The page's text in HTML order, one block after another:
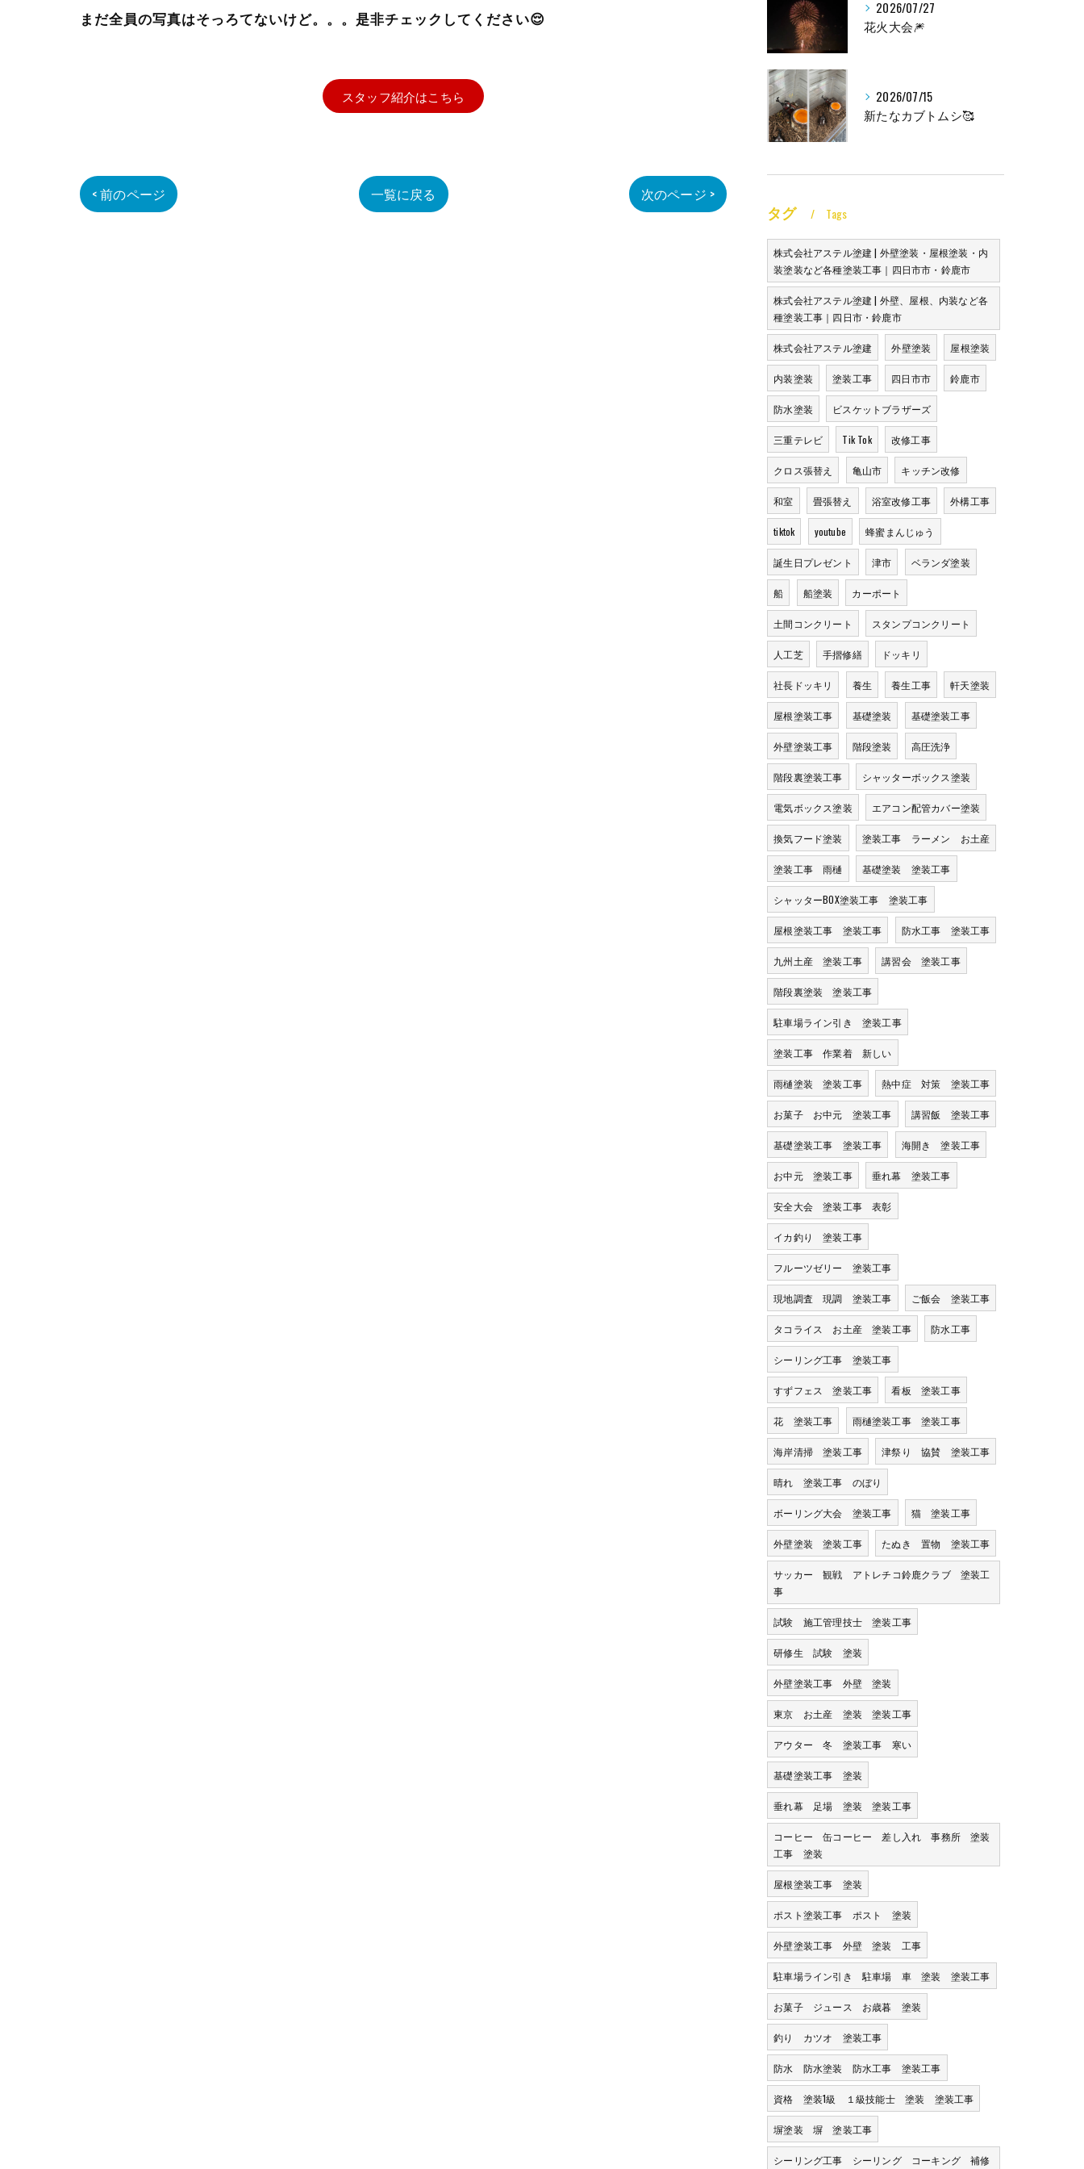
まだ全員の写真はそっろてないけど。。。是非チェックしてください😌
スタッフ紹介はこちら
< 前のページ 一覧に戻る 次のページ >
2026/07/27
花火大会🎆
2026/07/15
新たなカブトムシ🥰
タグ Tags
株式会社アステル塗建 | 外壁塗装・屋根塗装・内
装塗装など各種塗装工事｜四日市市・鈴鹿市
株式会社アステル塗建 | 外壁、屋根、内装など各
種塗装工事｜四日市・鈴鹿市
株式会社アステル塗建 外壁塗装 屋根塗装
内装塗装 塗装工事 四日市市 鈴鹿市
防水塗装 ビスケットブラザーズ
三重テレビ Tik Tok 改修工事
クロス張替え 亀山市 キッチン改修
和室 畳張替え 浴室改修工事 外構工事
tiktok youtube 蜂蜜まんじゅう
誕生日プレゼント 津市 ベランダ塗装
船 船塗装 カーポート
土間コンクリート スタンプコンクリート
人工芝 手摺修繕 ドッキリ
社長ドッキリ 養生 養生工事 軒天塗装
屋根塗装工事 基礎塗装 基礎塗装工事
外壁塗装工事 階段塗装 高圧洗浄
階段裏塗装工事 シャッターボックス塗装
電気ボックス塗装 エアコン配管カバー塗装
換気フード塗装 塗装工事 ラーメン お土産
塗装工事 雨樋 基礎塗装 塗装工事
シャッターBOX塗装工事 塗装工事
屋根塗装工事 塗装工事 防水工事 塗装工事
九州土産 塗装工事 講習会 塗装工事
階段裏塗装 塗装工事
駐車場ライン引き 塗装工事
塗装工事 作業着 新しい
雨樋塗装 塗装工事 熱中症 対策 塗装工事
お菓子 お中元 塗装工事 講習飯 塗装工事
基礎塗装工事 塗装工事 海開き 塗装工事
お中元 塗装工事 垂れ幕 塗装工事
安全大会 塗装工事 表彰
イカ釣り 塗装工事
フルーツゼリー 塗装工事
現地調査 現調 塗装工事 ご飯会 塗装工事
タコライス お土産 塗装工事 防水工事
シーリング工事 塗装工事
すずフェス 塗装工事 看板 塗装工事
花 塗装工事 雨樋塗装工事 塗装工事
海岸清掃 塗装工事 津祭り 協賛 塗装工事
晴れ 塗装工事 のぼり
ボーリング大会 塗装工事 猫 塗装工事
外壁塗装 塗装工事 たぬき 置物 塗装工事
サッカー 観戦 アトレチコ鈴鹿クラブ 塗装工
事
試験 施工管理技士 塗装工事
研修生 試験 塗装
外壁塗装工事 外壁 塗装
東京 お土産 塗装 塗装工事
アウター 冬 塗装工事 寒い
基礎塗装工事 塗装
垂れ幕 足場 塗装 塗装工事
コーヒー 缶コーヒー 差し入れ 事務所 塗装
工事 塗装
屋根塗装工事 塗装
ポスト塗装工事 ポスト 塗装
外壁塗装工事 外壁 塗装 工事
駐車場ライン引き 駐車場 車 塗装 塗装工事
お菓子 ジュース お歳暮 塗装
釣り カツオ 塗装工事
防水 防水塗装 防水工事 塗装工事
資格 塗装1級 １級技能士 塗装 塗装工事
塀塗装 塀 塗装工事
シーリング工事 シーリング コーキング 補修